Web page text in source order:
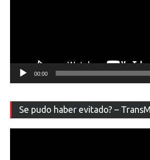
00:00
Se pudo haber evitado? –